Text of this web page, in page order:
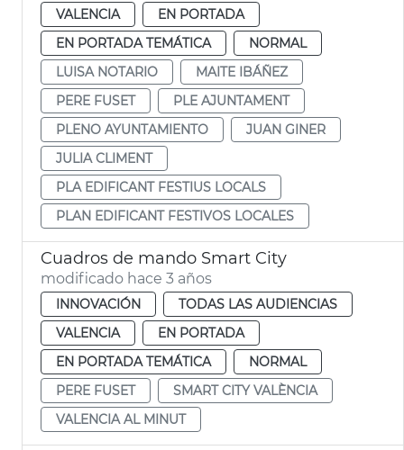
VALENCIA
EN PORTADA
EN PORTADA TEMÁTICA
NORMAL
LUISA NOTARIO
MAITE IBÁÑEZ
PERE FUSET
PLE AJUNTAMENT
PLENO AYUNTAMIENTO
JUAN GINER
JULIA CLIMENT
PLA EDIFICANT FESTIUS LOCALS
PLAN EDIFICANT FESTIVOS LOCALES
Cuadros de mando Smart City
modificado hace 3 años
INNOVACIÓN
TODAS LAS AUDIENCIAS
VALENCIA
EN PORTADA
EN PORTADA TEMÁTICA
NORMAL
PERE FUSET
SMART CITY VALÈNCIA
VALENCIA AL MINUT